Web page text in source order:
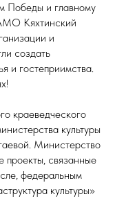
Победы и главному
Кяхтинский
и
создать
и гостеприимства.
краеведческого
культуры
Министерство
проекты, связанные
федеральным
культуры»